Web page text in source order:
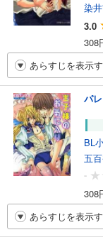
染
3.0
308
あらすじを表示
パ
BL
五
-
308
あらすじを表示